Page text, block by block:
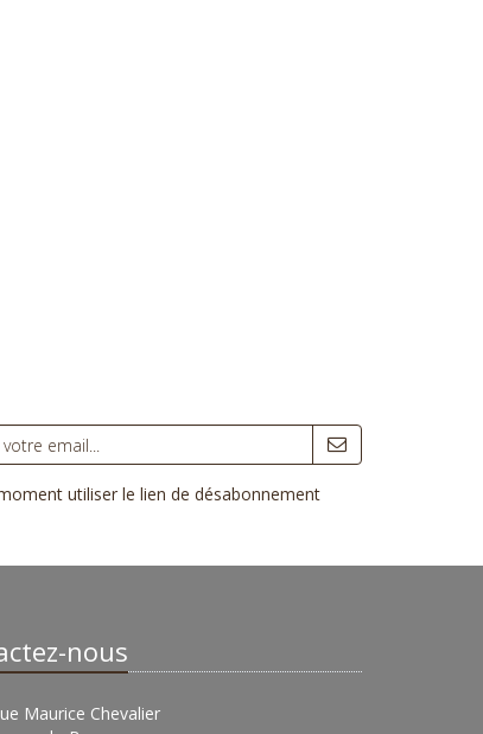
utiliser le lien de désabonnement
nous
Maurice Chevalier